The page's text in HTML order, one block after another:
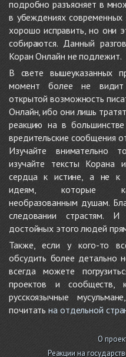
подробно разъясняет в
в убеждениях
хорошо исправить, но они
собираются. Данный
Коран Онлайн не подлежит.
В свете вышеуказанных
момент более не видит
открытой возможность
Онлайн, ибо они лишь
реакцию на в
вредительские сообщения
Изучайте внимательно
изучайте тексты Корана
сердца к истине, а не к
идеям, которые
необразованным душам.
следовании страстям.
достойных этого людей
Также, если у кого-то
обсудить более детально
всегда можете
проектов и сообществ,
русскоязычные
почитатьна отдельной
О
Реакции на